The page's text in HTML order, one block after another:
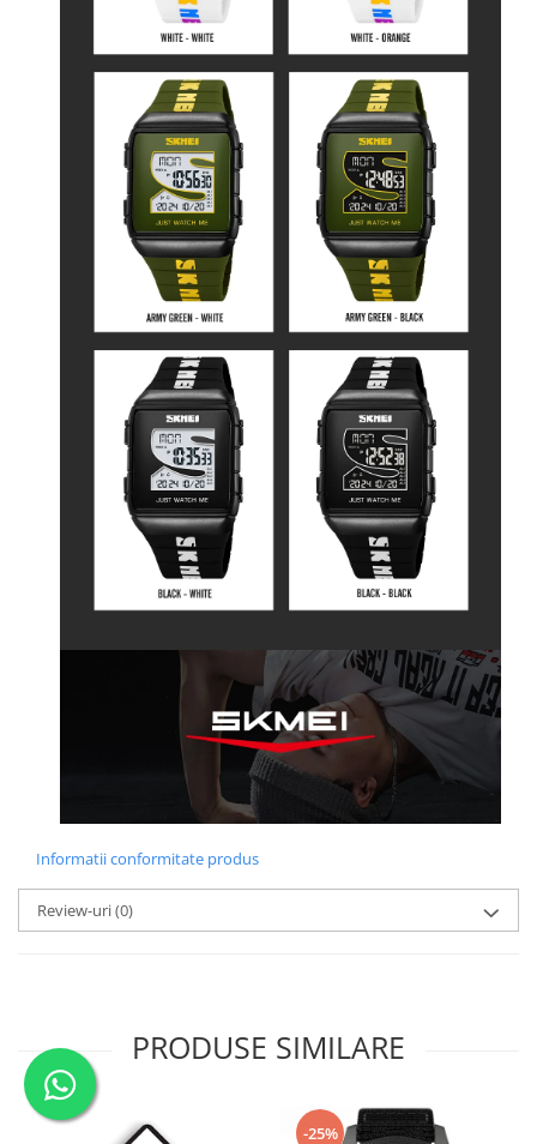
Informatii conformitate produs
Review-uri(0)
PRODUSE SIMILARE
-25%